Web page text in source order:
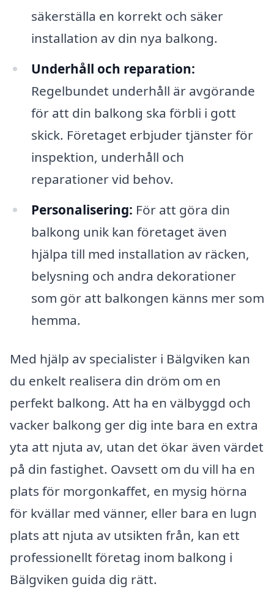
säkerställa en korrekt och säker
installation av din nya balkong.
Underhåll och reparation:
Regelbundet underhåll är avgörande
för att din balkong ska förbli i gott
skick. Företaget erbjuder tjänster för
inspektion, underhåll och
reparationer vid behov.
Personalisering: För att göra din
balkong unik kan företaget även
hjälpa till med installation av räcken,
belysning och andra dekorationer
som gör att balkongen känns mer som
hemma.
Med hjälp av specialister i Bälgviken kan
du enkelt realisera din dröm om en
perfekt balkong. Att ha en välbyggd och
vacker balkong ger dig inte bara en extra
yta att njuta av, utan det ökar även värdet
på din fastighet. Oavsett om du vill ha en
plats för morgonkaffet, en mysig hörna
för kvällar med vänner, eller bara en lugn
plats att njuta av utsikten från, kan ett
professionellt företag inom balkong i
Bälgviken guida dig rätt.